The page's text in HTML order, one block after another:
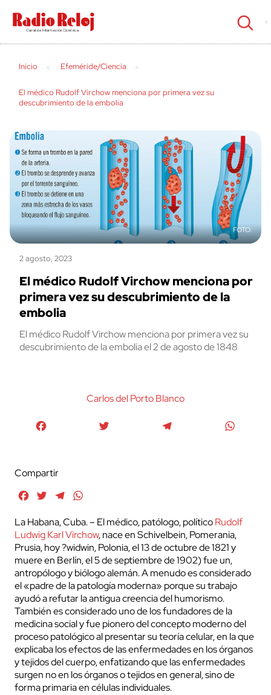
cerrar
Inicio Efeméride/Ciencia
El médico Rudolf Virchow menciona por primera vez su
descubrimiento de la embolia
2 agosto, 2023
El médico Rudolf Virchow menciona por
primera vez su descubrimiento de la
embolia
El médico Rudolf Virchow menciona por primera vez su
descubrimiento de la embolia el 2 de agosto de 1848
Carlos del Porto Blanco
Compartir
FacebookTwitterTelegram
La Habana, Cuba. – El médico, patólogo, políticoRudolf
Ludwig Karl Virchow, nace en Schivelbein, Pomerania,
Prusia, hoy ?widwin, Polonia, el 13 de octubre de 1821 y
muere en Berlín, el 5 de septiembre de 1902) fue un,
antropólogo y biólogo alemán. A menudo es considerado
el «padre de la patología moderna» porque su trabajo
ayudó a refutar la antigua creencia del humorismo.
También es considerado uno de los fundadores de la
medicina social y fue pionero del concepto moderno del
proceso patológico al presentar su teoría celular, en la que
explicaba los efectos de las enfermedades en los órganos
y tejidos del cuerpo, enfatizando que las enfermedades
surgen no en los órganos o tejidos en general, sino de
forma primaria en células individuales.